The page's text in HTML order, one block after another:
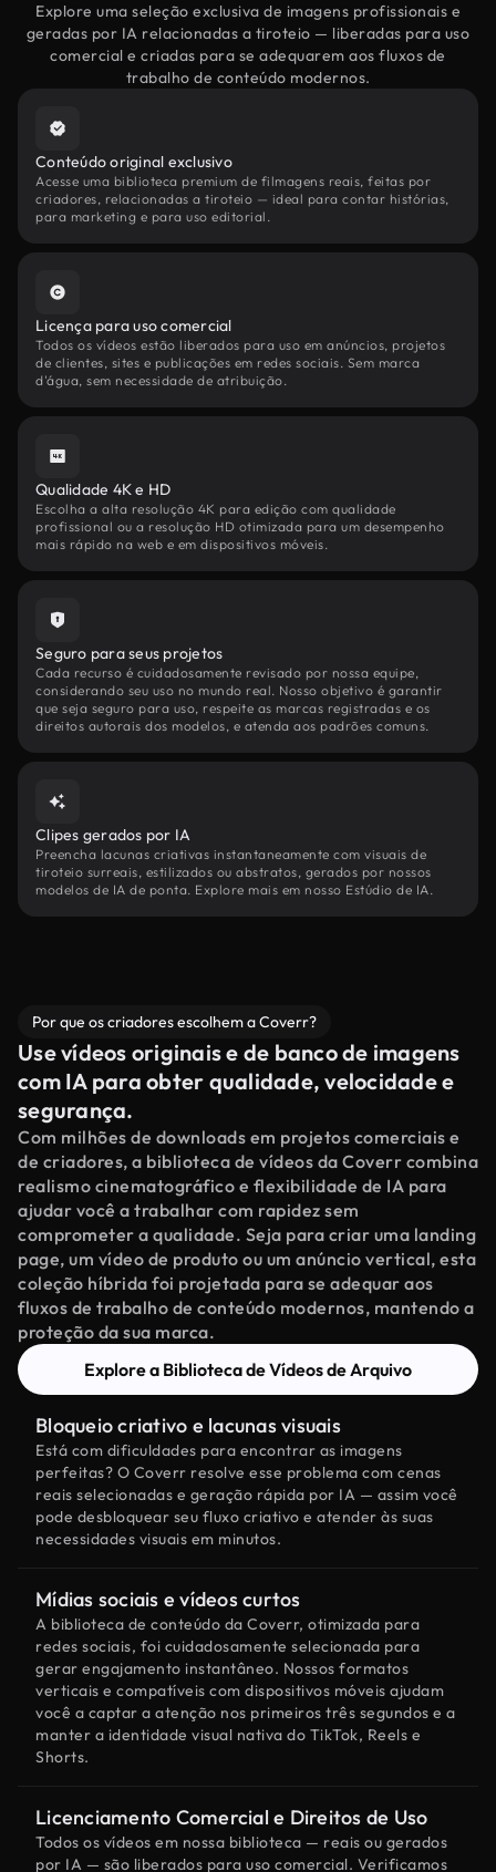
Explore uma seleção exclusiva de imagens profissionais e
geradas por IA relacionadas a tiroteio — liberadas para uso
comercial e criadas para se adequarem aos fluxos de
trabalho de conteúdo modernos.
Conteúdo original exclusivo
Acesse uma biblioteca premium de filmagens reais, feitas por
criadores, relacionadas a tiroteio — ideal para contar histórias,
para marketing e para uso editorial.
Licença para uso comercial
Todos os vídeos estão liberados para uso em anúncios, projetos
de clientes, sites e publicações em redes sociais. Sem marca
d'água, sem necessidade de atribuição.
Qualidade 4K e HD
Escolha a alta resolução 4K para edição com qualidade
profissional ou a resolução HD otimizada para um desempenho
mais rápido na web e em dispositivos móveis.
Seguro para seus projetos
Cada recurso é cuidadosamente revisado por nossa equipe,
considerando seu uso no mundo real. Nosso objetivo é garantir
que seja seguro para uso, respeite as marcas registradas e os
direitos autorais dos modelos, e atenda aos padrões comuns.
Clipes gerados por IA
Preencha lacunas criativas instantaneamente com visuais de
tiroteio surreais, estilizados ou abstratos, gerados por nossos
modelos de IA de ponta. Explore mais em nosso Estúdio de IA.
Por que os criadores escolhem a Coverr?
Use vídeos originais e de banco de imagens
com IA para obter qualidade, velocidade e
segurança.
Com milhões de downloads em projetos comerciais e
de criadores, a biblioteca de vídeos da Coverr combina
realismo cinematográfico e flexibilidade de IA para
ajudar você a trabalhar com rapidez sem
comprometer a qualidade. Seja para criar uma landing
page, um vídeo de produto ou um anúncio vertical, esta
coleção híbrida foi projetada para se adequar aos
fluxos de trabalho de conteúdo modernos, mantendo a
proteção da sua marca.
Explore a Biblioteca de Vídeos de Arquivo
Bloqueio criativo e lacunas visuais
Está com dificuldades para encontrar as imagens
perfeitas? O Coverr resolve esse problema com cenas
reais selecionadas e geração rápida por IA — assim você
pode desbloquear seu fluxo criativo e atender às suas
necessidades visuais em minutos.
Mídias sociais e vídeos curtos
A biblioteca de conteúdo da Coverr, otimizada para
redes sociais, foi cuidadosamente selecionada para
gerar engajamento instantâneo. Nossos formatos
verticais e compatíveis com dispositivos móveis ajudam
você a captar a atenção nos primeiros três segundos e a
manter a identidade visual nativa do TikTok, Reels e
Shorts.
Licenciamento Comercial e Direitos de Uso
Todos os vídeos em nossa biblioteca — reais ou gerados
por IA — são liberados para uso comercial. Verificamos